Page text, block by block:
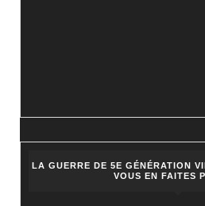
LA GUERRE DE 5E GÉNÉRATION
VOUS EN FAITES